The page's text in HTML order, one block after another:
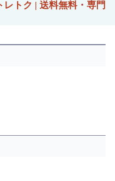
レトク | 送料無料・専門